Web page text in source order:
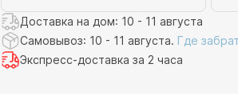
Доставка на дом: 10 - 11 августа
Самовывоз: 10 - 11 августа. Где
Экспресс-доставка за 2 часа